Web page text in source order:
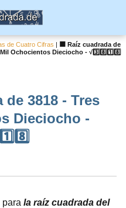
de Cuatro Cifras |
🟦 Raíz cuadrada de
Ochocientos Dieciocho - √3️⃣8️⃣1️⃣8️⃣
de 3818 - Tres
Dieciocho -
para la raíz cuadrada del